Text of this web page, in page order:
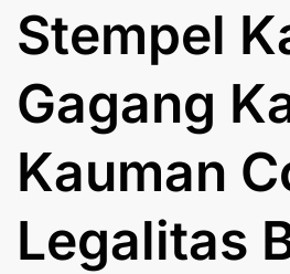
Stempel
Gagang
Kauman
Legalitas